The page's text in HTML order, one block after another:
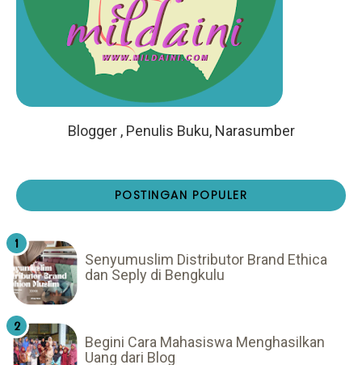
Blogger , Penulis Buku, Narasumber
POSTINGAN POPULER
Senyumuslim Distributor Brand Ethica
dan Seply di Bengkulu
Begini Cara Mahasiswa Menghasilkan
Uang dari Blog